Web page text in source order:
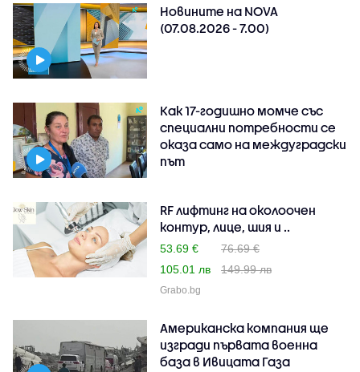
Новините на NOVA
(07.08.2026 - 7.00)
Как 17-годишно момче със
специални потребности се
оказа само на междуградски
път
RF лифтинг на околоочен
контур, лице, шия и ..
53.69 €
76.69 €
105.01 лв
149.99 лв
Grabo.bg
Американска компания ще
изгради първата военна
база в Ивицата Газа